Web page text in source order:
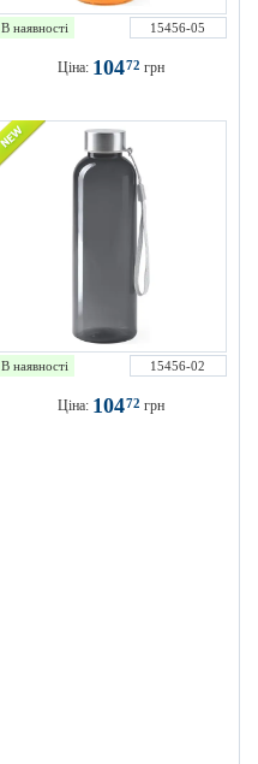
В наявності 15456-05
Ціна: 10472 грн
В наявності 15456-02
Ціна: 10472 грн